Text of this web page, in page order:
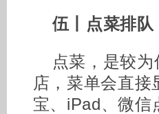
伍丨点菜排
点菜，是较
店，菜单会直
宝、iPad、微信